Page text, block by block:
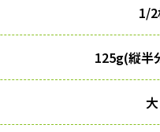
1/
125g(縦半